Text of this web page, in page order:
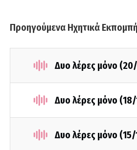
Προηγούμενα Ηχητικά
Δυο λέρες μόνο
Δυο λέρες μόνο
Δυο λέρες μόνο